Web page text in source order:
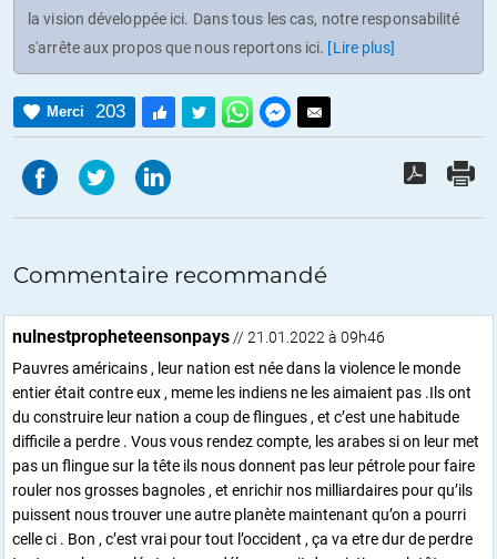
la vision développée ici. Dans tous les cas, notre responsabilité
s'arrête aux propos que nous reportons ici. [Lire plus]
Merci 203
Commentaire recommandé
nulnestpropheteensonpays // 21.01.2022 à 09h46
Pauvres américains , leur nation est née dans la violence le monde
entier était contre eux , meme les indiens ne les aimaient pas .Ils ont
du construire leur nation a coup de flingues , et c’est une habitude
difficile a perdre . Vous vous rendez compte, les arabes si on leur met
pas un flingue sur la tête ils nous donnent pas leur pétrole pour faire
rouler nos grosses bagnoles , et enrichir nos milliardaires pour qu’ils
puissent nous trouver une autre planète maintenant qu’on a pourri
celle ci . Bon , c’est vrai pour tout l’occident , ça va etre dur de perdre